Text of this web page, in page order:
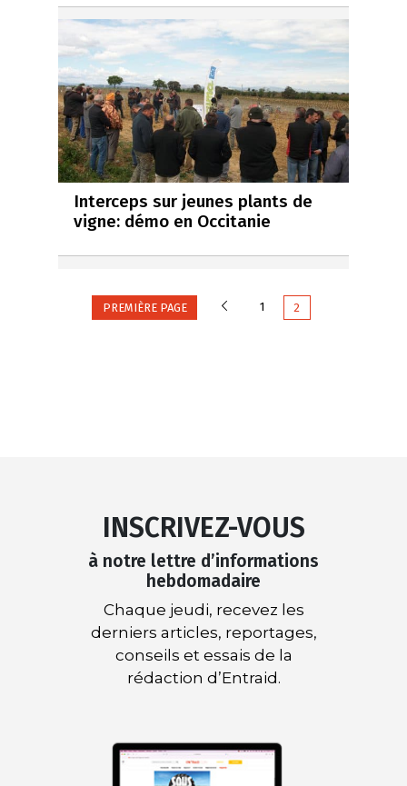
Interceps sur jeunes plants de
vigne: démo en Occitanie
PREMIÈRE PAGE Précédente
1 2
INSCRIVEZ-VOUS
à notre lettre d’informations
hebdomadaire
Chaque jeudi, recevez les
derniers articles, reportages,
conseils et essais de la
rédaction d’Entraid.